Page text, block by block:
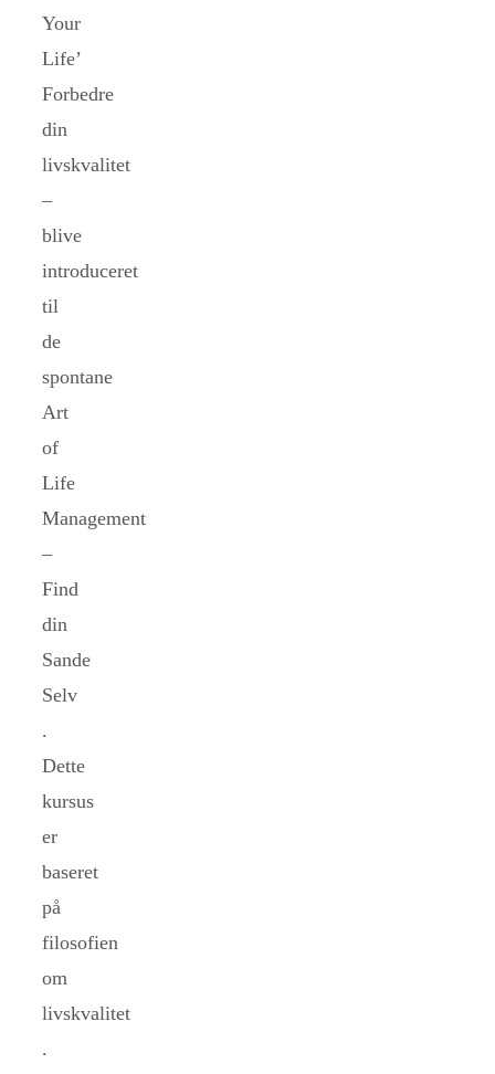
Your
Life’
Forbedre
din
livskvalitet
–
blive
introduceret
til
de
spontane
Art
of
Life
Management
–
Find
din
Sande
Selv
.
Dette
kursus
er
baseret
på
filosofien
om
livskvalitet
.